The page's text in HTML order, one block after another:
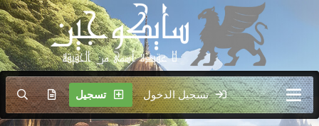
تسجيل الدخول تسجيل